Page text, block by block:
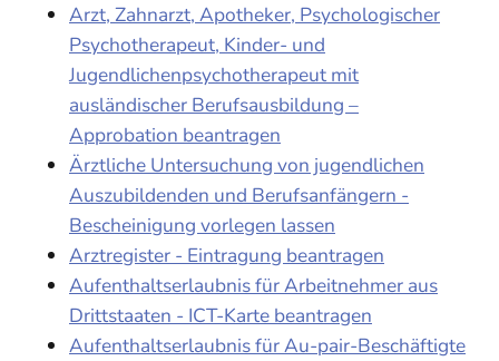
Arzt, Zahnarzt, Apotheker, Psychologischer
Psychotherapeut, Kinder- und
Jugendlichenpsychotherapeut mit
ausländischer Berufsausbildung –
Approbation beantragen
Ärztliche Untersuchung von jugendlichen
Auszubildenden und Berufsanfängern -
Bescheinigung vorlegen lassen
Arztregister - Eintragung beantragen
Aufenthaltserlaubnis für Arbeitnehmer aus
Drittstaaten - ICT-Karte beantragen
Aufenthaltserlaubnis für Au-pair-Beschäftigte